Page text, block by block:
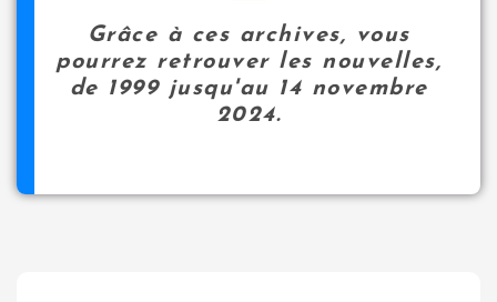
Grâce à ces archives, vous
pourrez retrouver les nouvelles,
de 1999 jusqu'au 14 novembre
2024.